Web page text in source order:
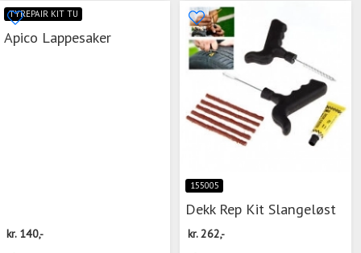
TYREPAIR KIT TU
Apico Lappesaker
kr. 140,-
155005
Dekk Rep Kit Slangeløst
kr.262,-